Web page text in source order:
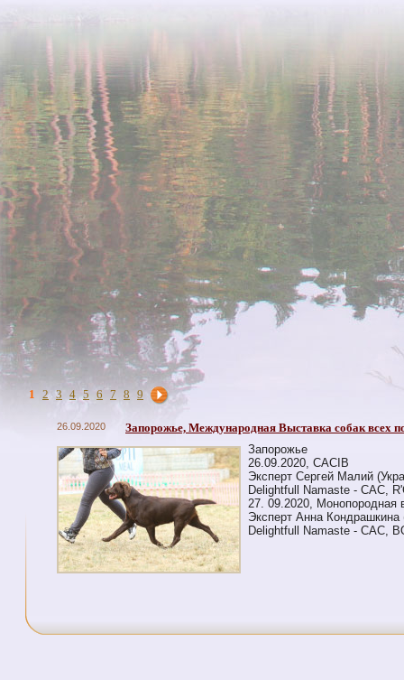
1 2 3 4 5 6 7 8 9
26.09.2020
Запорожье, Международная Выставка собак всех
Запорожье
26.09.2020, CACIB
Эксперт Сергей Малий
Delightfull Namaste - CAC,
27. 09.2020, Монопородная
Эксперт Анна Кондрашкина
Delightfull Namaste - CAC,